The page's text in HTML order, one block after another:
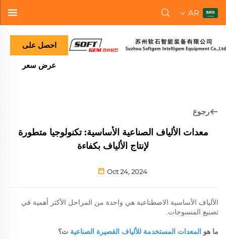
AR
احصل على
عرض سعر
رجوع
معدات الألياف الصناعية الأساسية: تكنولوجيا متطورة
لإنتاج الألياف بكفاءة
Oct 24, 2024
الألياف الأساسية الاصطناعية هي واحدة من المراحل الأكثر أهمية في
تصنيع المنسوجات.
ما هو المعدات المستخدمة للألياف القصيرة الصناعية ت؟